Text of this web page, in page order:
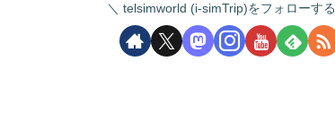
telsimworld (i-simTrip)をフォローする